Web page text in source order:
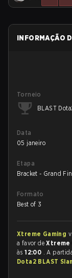
INFORMAÇÃO
Torneio
BLAST
Data
05 janeiro
Etapa
Bracket - Grand
Formato
Best of 3
Xtreme Gaming
a favor deXtreme
às12:00 . A
Dota2 BLAST